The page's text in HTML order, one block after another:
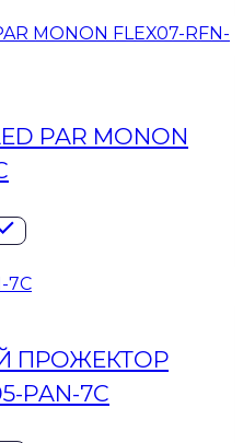
PAR MONON
ПРОЖЕКТОР
PAN-7C